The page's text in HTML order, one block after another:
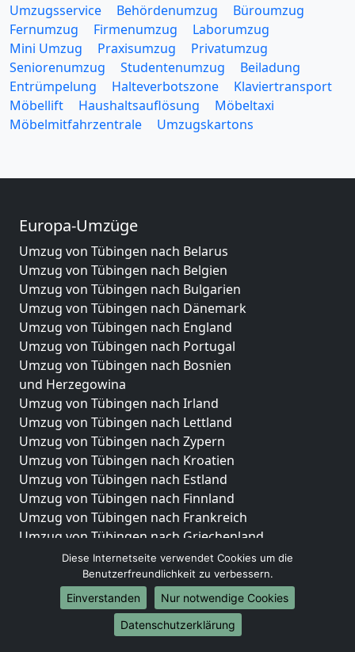
Umzugsservice Behördenumzug
Büroumzug
Fernumzug
Firmenumzug
Laborumzug
Mini Umzug
Praxisumzug
Privatumzug
Seniorenumzug
Studentenumzug
Beiladung
Entrümpelung
Halteverbotszone
Klaviertransport
Möbellift
Haushaltsauflösung
Möbeltaxi
Möbelmitfahrzentrale
Umzugskartons
Europa-Umzüge
Umzug von Tübingen nach Belarus
Umzug von Tübingen nach Belgien
Umzug von Tübingen nach Bulgarien
Umzug von Tübingen nach Dänemark
Umzug von Tübingen nach England
Umzug von Tübingen nach Portugal
Umzug von Tübingen nach Bosnien
und Herzegowina
Umzug von Tübingen nach Irland
Umzug von Tübingen nach Lettland
Umzug von Tübingen nach Zypern
Umzug von Tübingen nach Kroatien
Umzug von Tübingen nach Estland
Umzug von Tübingen nach Finnland
Umzug von Tübingen nach Frankreich
Umzug von Tübingen nach Griechenland
Umzug von Tübingen nach Italien
Umzug von Tübingen nach Liechtenstein
Umzug von Tübingen nach Luxemburg
Umzug von Tübingen nach Niederlande
Umzug von Tübingen nach Norwegen
Diese Internetseite verwendet Cookies um die
Benutzerfreundlichkeit zu verbessern.
Einverstanden
Nur notwendige Cookies
Datenschutzerklärung